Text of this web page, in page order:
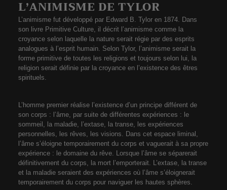
L’ANIMISME DE TYLOR
L’animisme fut développé par Edward B. Tylor en 1874. Dans
son livre Primitive Culture, il décrit l’animisme comme la
croyance selon laquelle la nature serait régie par des esprits
analogues à l’esprit humain. Selon Tylor, l’animisme serait la
forme primitive de toutes les religions et toujours selon lui, la
religion serait définie par la croyance en l’existence des êtres
spirituels.
L’homme premier réalise l’existence d’un principe différent de
son corps : l’âme, par suite de différentes expériences : le
sommeil, la maladie, l’extase, la transe, les expériences
personnelles, les rêves, les visions. Dans cet espace liminal,
l’âme s’éloigne temporairement du corps et vaguerait à sa propre
expérience : le domaine du rêve. Lorsque l’âme se séparerait
définitivement du corps, la mort l’emporterait. L’extase, la transe
et la maladie seraient des expériences où l’âme s’éloignerait
temporairement du corps pour naviguer les hautes sphères.